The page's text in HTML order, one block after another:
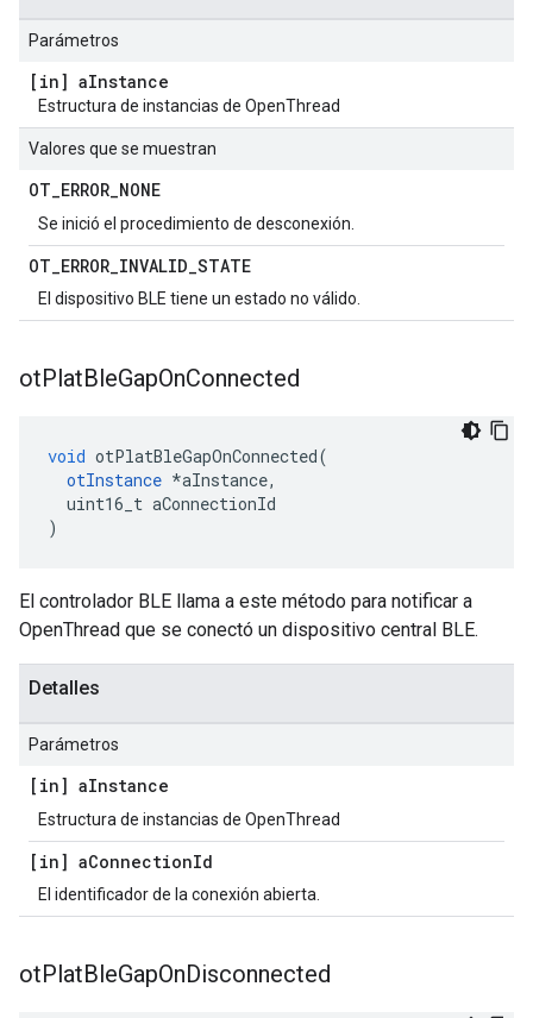
Parámetros
[in] aInstance
Estructura de instancias de OpenThread
Valores que se muestran
OT_ERROR_NONE
Se inició el procedimiento de desconexión.
OT_ERROR_INVALID_STATE
El dispositivo BLE tiene un estado no válido.
otPlatBleGapOnConnected
void otPlatBleGapOnConnected(
otInstance *aInstance,
uint16_t aConnectionId
)
El controlador BLE llama a este método para notificar a
OpenThread que se conectó un dispositivo central BLE.
Detalles
Parámetros
[in] aInstance
Estructura de instancias de OpenThread
[in] aConnectionId
El identificador de la conexión abierta.
otPlatBleGapOnDisconnected